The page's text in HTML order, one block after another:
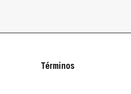
Términos